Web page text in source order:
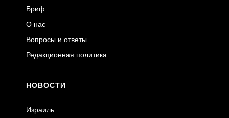
Бриф
О нас
Вопросы и ответы
Редакционная политика
НОВОСТИ
Израиль